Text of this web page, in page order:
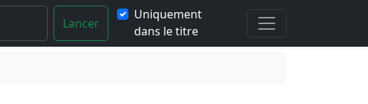
Lancer
Uniquement
dans le titre